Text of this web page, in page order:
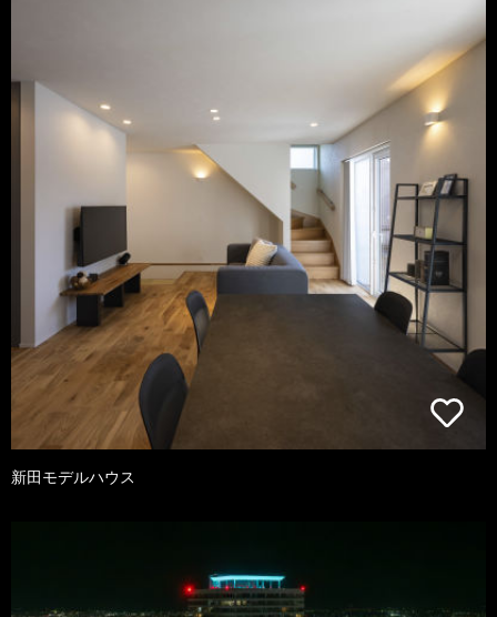
新田モデルハウス